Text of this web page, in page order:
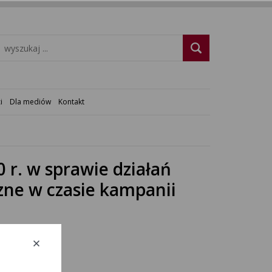
Dla mediów Kontakt
r. w sprawie działań
w czasie kampanii